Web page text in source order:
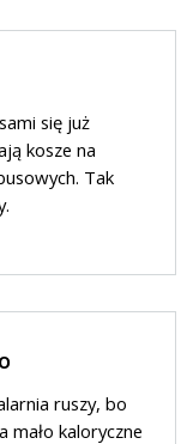
się już
kosze na
Tak
ruszy, bo
mało kaloryczne